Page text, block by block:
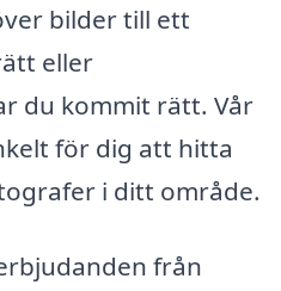
bilder till ett
eller
du kommit rätt. Vår
för dig att hitta
i ditt område.
från